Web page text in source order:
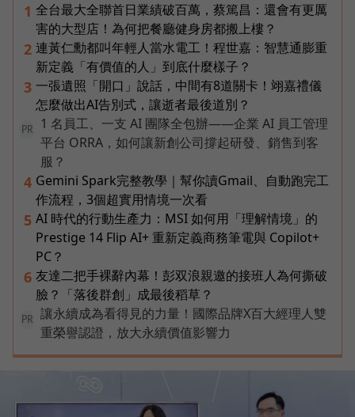
1 全台最大全聯首日業績破百萬，蔡篤昌：還會有更厲
害的大型店！為何把餐廳健身房都搬上樓？
2 連黃仁勳都叫年輕人當水電工！程世嘉：智慧通膨重
新定義「有價值的人」到底什麼樣子？
3 一張遺照「開口」說話，中間有8道關卡！翊嘉禮儀
怎麼做出AI告別式，讓逝者最後道別？
PR
1 名員工、一支 AI 團隊全包辦——企業 AI 員工管理
平台 ORRA，如何讓新創公司撐起研發、銷售到客
服？
4 Gemini Spark完整教學｜幫你讀Gmail、自動跑完工
作流程，3個超實用情境一次看
5 AI 時代的行動生產力：MSI 如何用「理解情境」的
Prestige 14 Flip AI+ 重新定義商務筆電與 Copilot+
PC？
6 友達二把手裸辭內幕！彭双浪親邀的接班人為何撕破
臉？「落後群創」成最後稻草？
PR
讓永續成為看得見的力量！國際品牌X百大經理人雙
重榮譽認證，放大永續價值影響力